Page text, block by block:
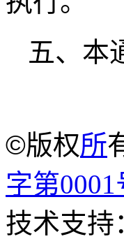
五、本
©版权所
字第0001
技术支持